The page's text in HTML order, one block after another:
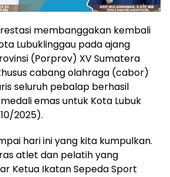
membanggakan kembali
Lubuklinggau pada ajang
(Porprov) XV Sumatera
cabang olahraga (cabor)
seluruh pebalap berhasil
emas untuk Kota Lubuk
2025).
hari ini yang kita kumpulkan.
atlet dan pelatih yang
Ketua Ikatan Sepeda Sport